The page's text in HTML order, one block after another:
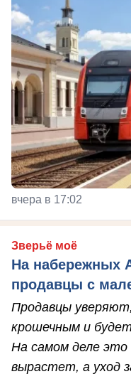
вчера в 17:02
Зверьё моё
На набережных
продавцы с
Продавцы
крошечным и
На самом деле
вырастет, а уход